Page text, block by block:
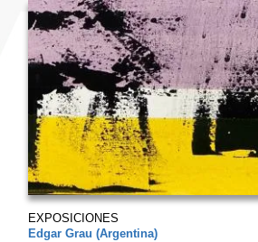
EXPOSICIONES
Edgar Grau (Argentina)